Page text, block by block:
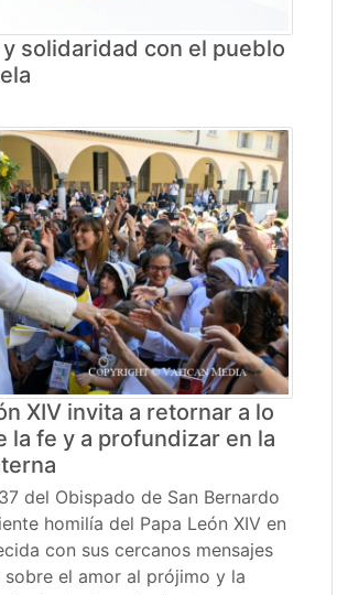
solidaridad con el pueblo
XIV invita a retornar a lo
la fe y a profundizar en la
del Obispado de San Bernardo
homilía del Papa León XIV en
con sus cercanos mensajes
el amor al prójimo y la